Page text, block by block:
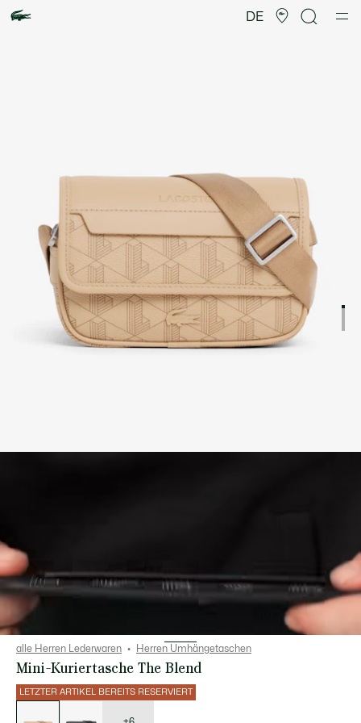
DE
alle Herren Lederwaren Herren Umhängetaschen
Mini-Kuriertasche The Blend
LETZTER ARTIKEL BEREITS RESERVIERT
Varianten